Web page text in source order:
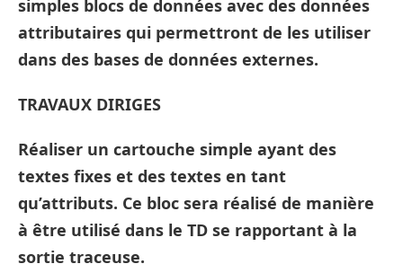
simples blocs de données avec des données
attributaires qui permettront de les utiliser
dans des bases de données externes.
TRAVAUX DIRIGES
Réaliser un cartouche simple ayant des
textes fixes et des textes en tant
qu’attributs. Ce bloc sera réalisé de manière
à être utilisé dans le TD se rapportant à la
sortie traceuse.